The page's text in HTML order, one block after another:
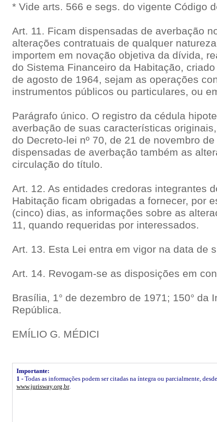
* Vide arts. 566 e segs. do vigente Código
Art. 11. Ficam dispensadas de averbação
alterações contratuais de qualquer
importem em novação objetiva da dívida,
do Sistema Financeiro da Habitação,
de agosto de 1964, sejam as operações
instrumentos públicos ou particulares, ou
Parágrafo único. O registro da cédula
averbação de suas características
do Decreto-lei nº 70, de 21 de novembro
dispensadas de averbação também as
circulação do título.
Art. 12. As entidades credoras integrantes
Habitação ficam obrigadas a fornecer, por
(cinco) dias, as informações sobre as
11, quando requeridas por interessados.
Art. 13. Esta Lei entra em vigor na data de
Art. 14. Revogam-se as disposições em
Brasília, 1° de dezembro de 1971; 150° da
República.
EMÍLIO G. MÉDICI
Importante:
1 - Todas as informações podem ser citadas na íntegra ou parcialmente,
www.jurisway.org.br.